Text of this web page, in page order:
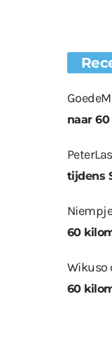
naar
tijdens
60
Wikuso
60